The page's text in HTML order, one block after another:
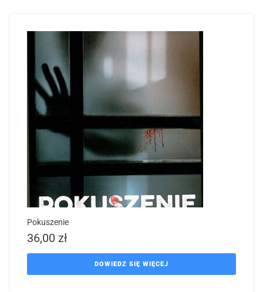
Pokuszenie
36,00 zł
DOWIEDZ SIĘ WIĘCEJ